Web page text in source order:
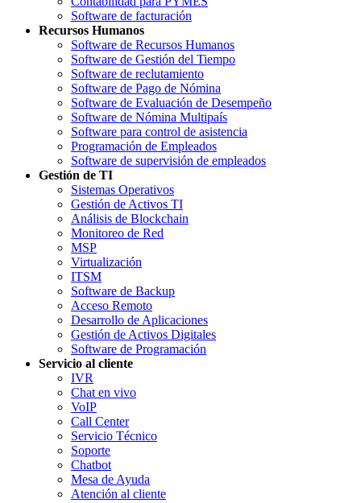
Software de facturación
Recursos Humanos
Software de Recursos Humanos
Software de Gestión del Tiempo
Software de reclutamiento
Software de Pago de Nómina
Software de Evaluación de Desempeño
Software de Nómina Multipaís
Software para control de asistencia
Programación de Empleados
Software de supervisión de empleados
Gestión de TI
Sistemas Operativos
Gestión de Activos TI
Análisis de Blockchain
Monitoreo de Red
MSP
Virtualización
ITSM
Software de Backup
Acceso Remoto
Desarrollo de Aplicaciones
Gestión de Activos Digitales
Software de Programación
Servicio al cliente
IVR
Chat en vivo
VoIP
Call Center
Servicio Técnico
Soporte
Chatbot
Mesa de Ayuda
Atención al cliente